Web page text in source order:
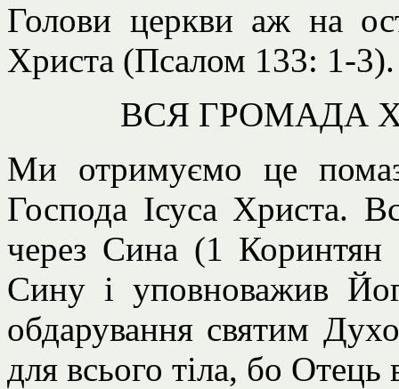
Голови церкви аж на
Христа (Псалом 133: 1-3).
ВСЯ ГРОМАДА
Ми отримуємо це
Господа Ісуса Христа.
через Сина (1
Сину і уповноважив
обдарування святим
для всього тіла, бо Отець